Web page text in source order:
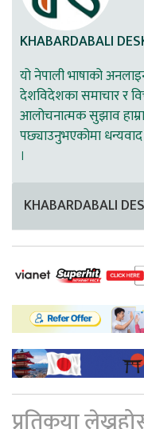
KHABARDABALI
यो नेपाली भाषाको
देशविदेशका समाचार र
आलोचनात्मक सुझाव
पछ्याउनुभएकोमा
।
KHABARDABALI